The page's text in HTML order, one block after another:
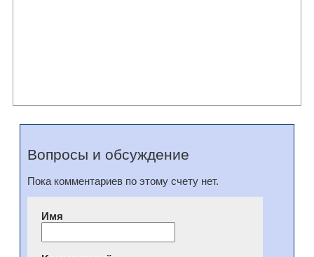
Вопросы и обсуждение
Пока комментариев по этому счету нет.
Имя